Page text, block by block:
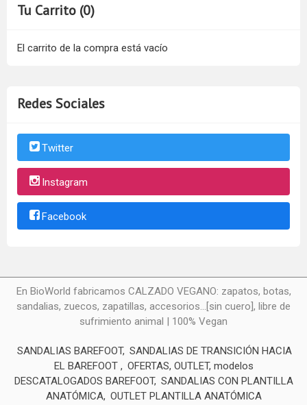
Tu Carrito (0)
El carrito de la compra está vacío
Redes Sociales
Twitter
Instagram
Facebook
En BioWorld fabricamos CALZADO VEGANO: zapatos, botas,
sandalias, zuecos, zapatillas, accesorios...[sin cuero], libre de
sufrimiento animal | 100% Vegan
SANDALIAS BAREFOOT SANDALIAS DE TRANSICIÓN HACIA
EL BAREFOOT
OFERTAS, OUTLET, modelos
DESCATALOGADOS BAREFOOT SANDALIAS CON PLANTILLA
ANATÓMICA OUTLET PLANTILLA ANATÓMICA